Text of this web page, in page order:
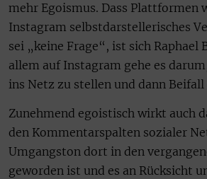
mehr Egoismus. Dass Plattformen
Instagram selbstdarstellerisches
sei „keine Frage“, ist sich Raphael
allem auf Instagram gehe es
ins Netz zu stellen und dann
Zunehmend egoistisch wirkt auch
den Kommentarspalten sozialer
Umgangston dort in den
geworden ist und es an Rücksicht